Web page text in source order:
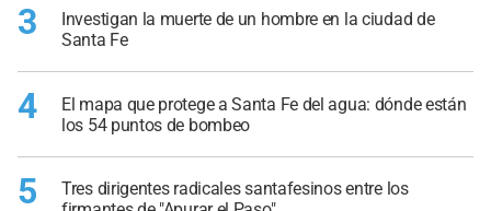
3
Investigan la muerte de un hombre en la ciudad de
Santa Fe
4
El mapa que protege a Santa Fe del agua: dónde están
los 54 puntos de bombeo
5
Tres dirigentes radicales santafesinos entre los